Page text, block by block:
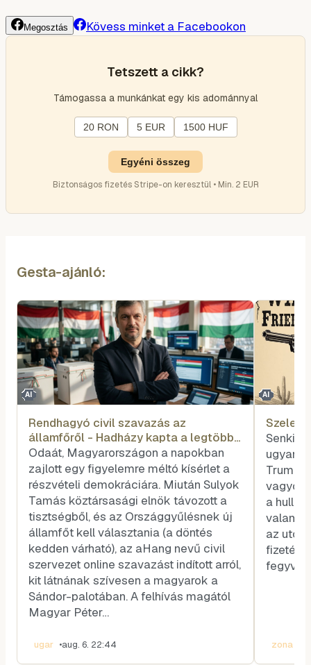
Megosztás Kövess minket a Facebookon
Tetszett a cikk?
Támogassa a munkánkat egy kis adománnyal
20 RON 5 EUR 1500 HUF
Egyéni összeg
Biztonságos fizetés Stripe-on keresztül • Min. 2 EUR
Gesta-ajánló:
AI
Rendhagyó civil szavazás az
államfőről - Hadházy kapta a legtöbb
voksot
Odaát, Magyarországon a napokban
zajlott egy figyelemre méltó kísérlet a
részvételi demokráciára. Miután Sulyok
Tamás köztársasági elnök távozott a
tisztségből, és az Országgyűlésnek új
államfőt kell választania (a döntés
kedden várható), az aHang nevű civil
szervezet online szavazást indított arról,
kit látnának szívesen a magyarok a
Sándor-palotában. A felhívás magától
Magyar Péter…
ugar •aug. 6. 22:44
AI
Szele
Senkit
Trump
a
az
fizetése
zona